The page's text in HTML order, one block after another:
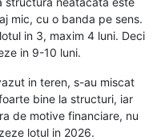
mic, cu o banda pe sens.
in 3, maxim 4 luni. Deci
in 9-10 luni.
in teren, s-au miscat
bine la structuri, iar
de motive financiare, nu
lotul in 2026.